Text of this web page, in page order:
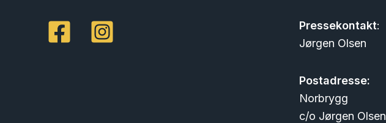
Pressekontakt:
Jørgen Olsen
Postadresse:
Norbrygg
c/o Jørgen Olsen